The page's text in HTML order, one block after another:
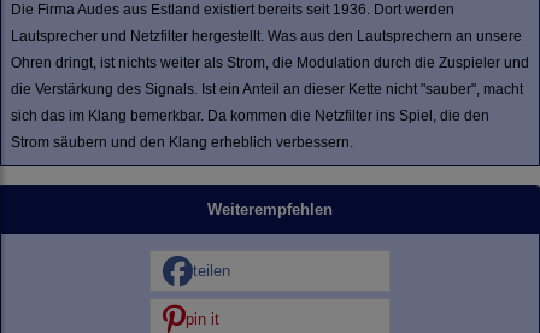
Die Firma Audes aus Estland existiert bereits seit 1936. Dort werden
Lautsprecher und Netzfilter hergestellt. Was aus den Lautsprechern an unsere
Ohren dringt, ist nichts weiter als Strom, die Modulation durch die Zuspieler und
die Verstärkung des Signals. Ist ein Anteil an dieser Kette nicht "sauber", macht
sich das im Klang bemerkbar. Da kommen die Netzfilter ins Spiel, die den
Strom säubern und den Klang erheblich verbessern.
Weiterempfehlen
teilen
pin it